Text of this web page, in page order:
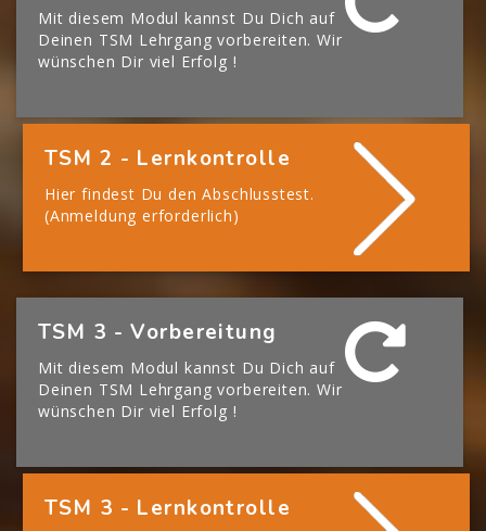
Mit diesem Modul kannst Du Dich auf
Deinen TSM Lehrgang vorbereiten. Wir
wünschen Dir viel Erfolg !
TSM 2 - Lernkontrolle
Hier findest Du den Abschlusstest.
(Anmeldung erforderlich)
[Cocoon] Boxes überspringen
TSM 3 - Vorbereitung
Mit diesem Modul kannst Du Dich auf
Deinen TSM Lehrgang vorbereiten. Wir
wünschen Dir viel Erfolg !
TSM 3 - Lernkontrolle